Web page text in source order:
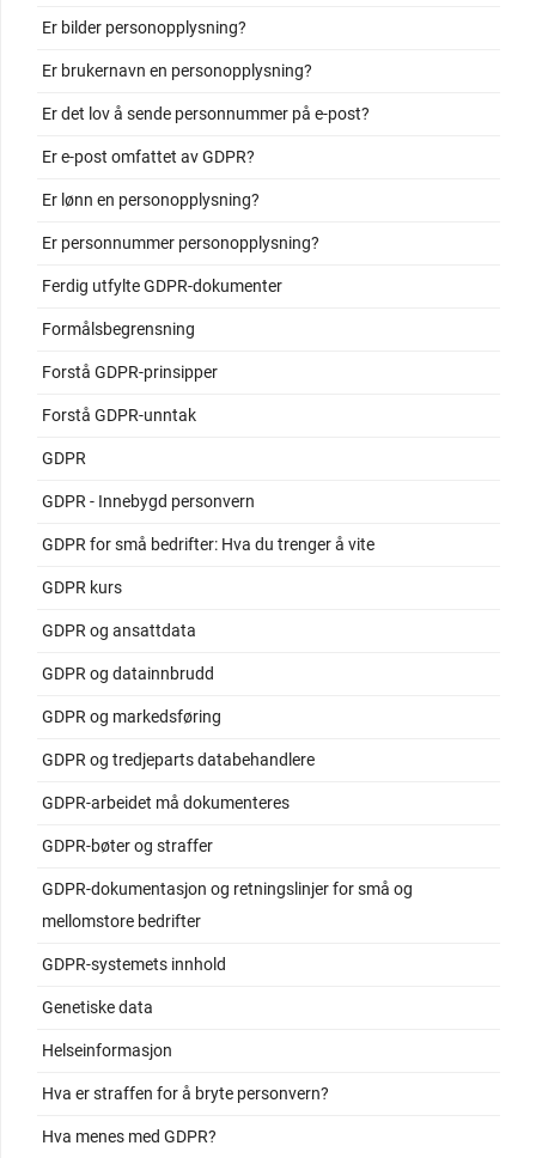
Er bilder personopplysning?
Er brukernavn en personopplysning?
Er det lov å sende personnummer på e-post?
Er e-post omfattet av GDPR?
Er lønn en personopplysning?
Er personnummer personopplysning?
Ferdig utfylte GDPR-dokumenter
Formålsbegrensning
Forstå GDPR-prinsipper
Forstå GDPR-unntak
GDPR
GDPR - Innebygd personvern
GDPR for små bedrifter: Hva du trenger å vite
GDPR kurs
GDPR og ansattdata
GDPR og datainnbrudd
GDPR og markedsføring
GDPR og tredjeparts databehandlere
GDPR-arbeidet må dokumenteres
GDPR-bøter og straffer
GDPR-dokumentasjon og retningslinjer for små og
mellomstore bedrifter
GDPR-systemets innhold
Genetiske data
Helseinformasjon
Hva er straffen for å bryte personvern?
Hva menes med GDPR?